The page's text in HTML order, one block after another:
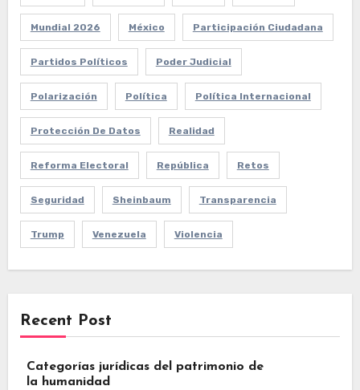
Mundial 2026 México Participación Ciudadana
Partidos Políticos Poder Judicial
Polarización Política Política Internacional
Protección De Datos Realidad
Reforma Electoral República Retos
Seguridad Sheinbaum Transparencia
Trump Venezuela Violencia
Recent Post
Categorías jurídicas del patrimonio de
la humanidad